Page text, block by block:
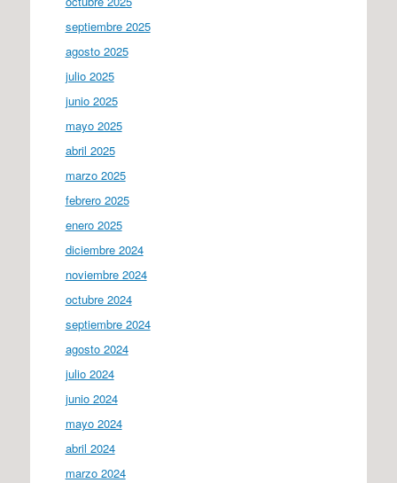
septiembre 2025
agosto 2025
julio 2025
junio 2025
mayo 2025
abril 2025
marzo 2025
febrero 2025
enero 2025
diciembre 2024
noviembre 2024
octubre 2024
septiembre 2024
agosto 2024
julio 2024
junio 2024
mayo 2024
abril 2024
marzo 2024